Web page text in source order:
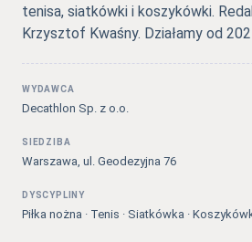
tenisa, siatkówki i koszykówki.
Krzysztof Kwaśny. Działamy od
WYDAWCA
Decathlon Sp. z o.o.
SIEDZIBA
Warszawa, ul. Geodezyjna 76
DYSCYPLINY
Piłka nożna · Tenis · Siatkówka ·